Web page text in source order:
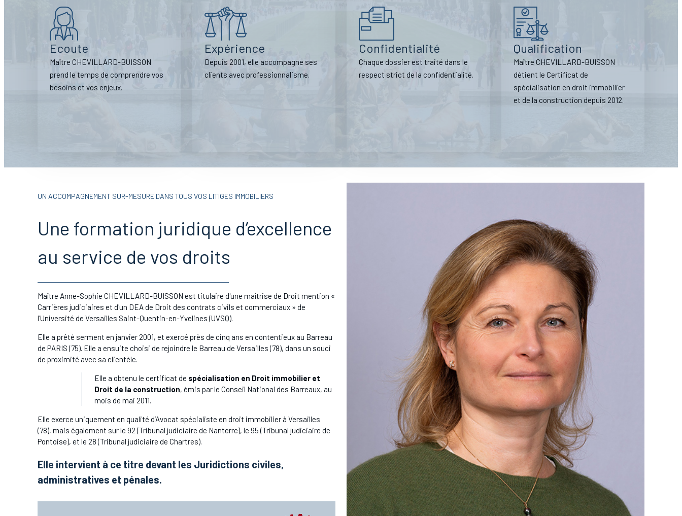
Ecoute
Maître CHEVILLARD-BUISSON
prend le temps de comprendre vos
besoins et vos enjeux.
Expérience
Depuis 2001, elle accompagne ses
clients avec professionnalisme.
Confidentialité
Chaque dossier est traité dans le
respect strict de la confidentialité.
Qualification
Maître CHEVILLARD-BUISSON
détient le Certificat de
spécialisation en droit immobilier
et de la construction depuis 2012.
UN ACCOMPAGNEMENT SUR-MESURE DANS TOUS VOS LITIGES IMMOBILIERS
Une formation juridique d’excellence
au service de vos droits
Maître Anne-Sophie CHEVILLARD-BUISSON est titulaire d'une maîtrise de Droit mention «
Carrières judiciaires et d'un DEA de Droit des contrats civils et commerciaux » de
l'Université de Versailles Saint-Quentin-en-Yvelines (UVSQ).
Elle a prêté serment en janvier 2001, et exercé près de cinq ans en contentieux au Barreau
de PARIS (75). Elle a ensuite choisi de rejoindre le Barreau de Versailles (78), dans un souci
de proximité avec sa clientèle.
Elle a obtenu le certificat de spécialisation en Droit immobilier et
Droit de la construction, émis par le Conseil National des Barreaux, au
mois de mai 2011.
Elle exerce uniquement en qualité d’Avocat spécialiste en droit immobilier à Versailles
(78), mais également sur le 92 (Tribunal judiciaire de Nanterre), le 95 (Tribunal judiciaire de
Pontoise), et le 28 (Tribunal judiciaire de Chartres).
Elle intervient à ce titre devant les Juridictions civiles,
administratives et pénales.